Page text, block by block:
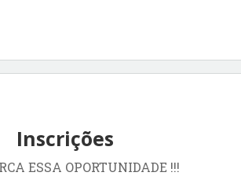
Inscrições
ESSA OPORTUNIDADE !!!